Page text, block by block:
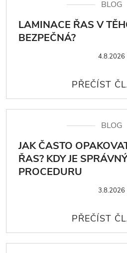
BLOG
LAMINACE ŘAS V
BEZPEČNÁ?
4.8.2026
BLOG
JAK ČASTO
ŘAS? KDY JE
PROCEDURU
3.8.2026